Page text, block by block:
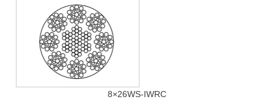
8×26WS-IWRC